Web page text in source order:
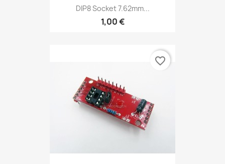
DIP8 Socket 7.62mm...
1,00 €
favorite_border